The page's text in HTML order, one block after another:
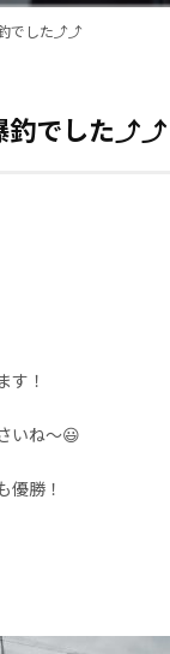
釣でした⤴⤴
釣でした⤴⤴
す！
いね～😃
優勝！